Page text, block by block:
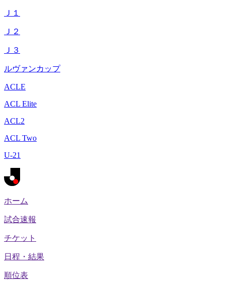
Ｊ１
Ｊ２
Ｊ３
ルヴァンカップ
ACLE
ACL Elite
ACL2
ACL Two
U-21
ホーム
試合速報
チケット
日程・結果
順位表